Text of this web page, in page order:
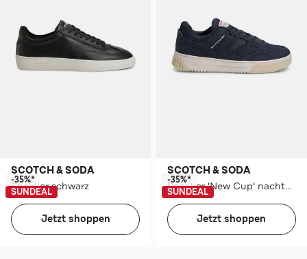
SCOTCH & SODA
Sneaker schwarz
-35%*
SUNDEAL
Jetzt shoppen
SCOTCH & SODA
Sneaker 'New Cup' nachtblau
-35%*
SUNDEAL
Jetzt shoppen